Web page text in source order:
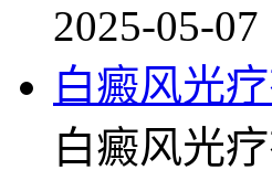
2025-05-07
白癜风光
白癜风光